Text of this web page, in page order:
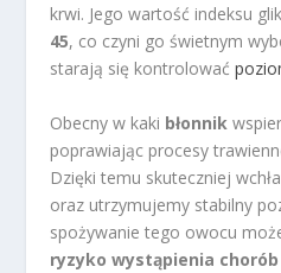
krwi. Jego wartość indeksu
45, co czyni go świetnym
starają się kontrolować
Obecny w kaki błonnik
poprawiając procesy
Dzięki temu skuteczniej
oraz utrzymujemy stabilny
spożywanie tego owocu
ryzyko wystąpienia